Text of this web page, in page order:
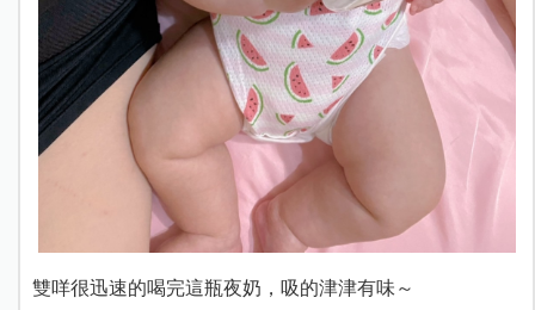
雙咩很迅速的喝完這瓶夜奶，吸的津津有味～